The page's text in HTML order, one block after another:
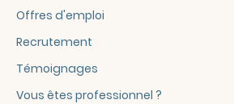
Offres d'emploi
Recrutement
Témoignages
Vous êtes professionnel ?